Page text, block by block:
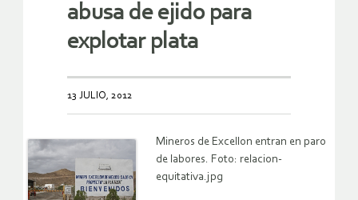
abusa de ejido para
explotar plata
13 JULIO, 2012
Mineros de Excellon entran en paro
de labores. Foto: relacion-
equitativa.jpg